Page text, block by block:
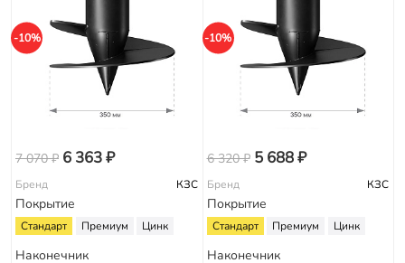
-10%
7 070 ₽ 6 363 ₽
Бренд КЗС
Покрытие
Стандарт Премиум Цинк
Наконечник
-10%
6 320 ₽ 5 688 ₽
Бренд КЗС
Покрытие
Стандарт Премиум Цинк
Наконечник